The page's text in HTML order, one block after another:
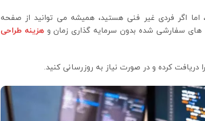
اگر فردی غیر فنی هستید، همیشه می توانید از صفحه
های سفارشی شده بدون سرمایه گذاری زمان وهزینه طراحی
کرده و در صورت نیاز به روزرسانی کنید.